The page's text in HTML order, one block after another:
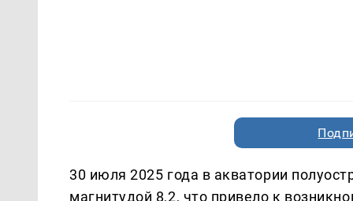
30 июля 2025 года в акватории
магнитудой 8,2, что привело к